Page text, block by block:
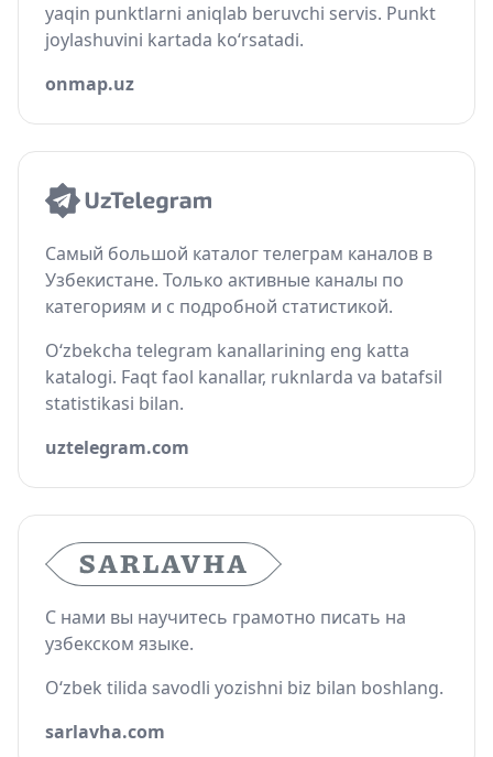
yaqin punktlarni aniqlab beruvchi servis. Punkt
joylashuvini kartada ko‘rsatadi.
onmap.uz
Самый большой каталог телеграм каналов в
Узбекистане. Только активные каналы по
категориям и с подробной статистикой.
O‘zbekcha telegram kanallarining eng katta
katalogi. Faqt faol kanallar, ruknlarda va batafsil
statistikasi bilan.
uztelegram.com
С нами вы научитесь грамотно писать на
узбекском языке.
O‘zbek tilida savodli yozishni biz bilan boshlang.
sarlavha.com